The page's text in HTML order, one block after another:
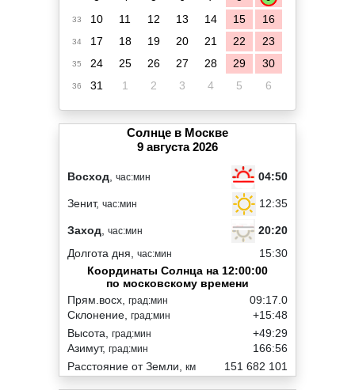
33 10 11 12 13 14 15 16
34 17 18 19 20 21 22 23
35 24 25 26 27 28 29 30
36 31 1 2 3 4 5 6
Солнце в Москве
9 августа 2026
Восход час:мин 04:50
Зенит, час:мин 12:35
Заход час:мин
20:20
Долгота дня, час:мин
15:30
Координаты Солнца на 12:00:00
по московскому времени
Прям.восх, град:мин
Склонение, град:мин
09:17.0
+15:48
Высота, град:мин
Азимут, град:мин
+49:29
166:56
Расстояние от Земли, км 151 682 101